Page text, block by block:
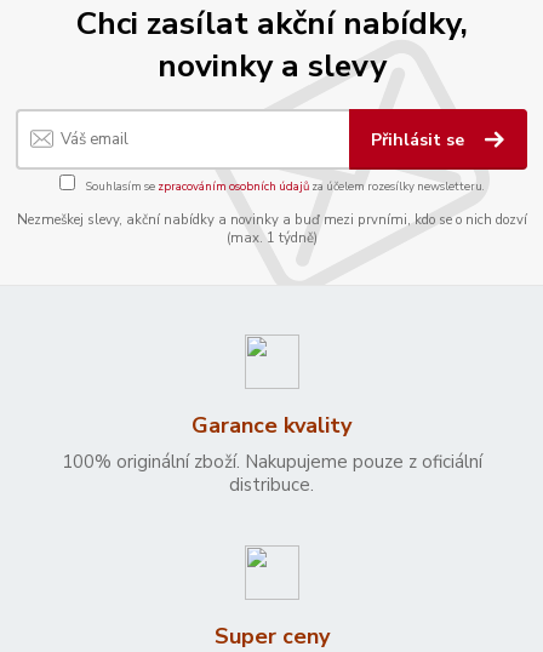
Chci zasílat akční nabídky,
novinky a slevy
Přihlásit se
Souhlasím se zpracováním osobních údajůza účelem rozesílky newsletteru.
Nezmeškej slevy, akční nabídky a novinky a buď mezi prvními, kdo se o nich dozví
(max. 1 týdně)
Garance kvality
100% originální zboží. Nakupujeme pouze z oficiální
distribuce.
Super ceny